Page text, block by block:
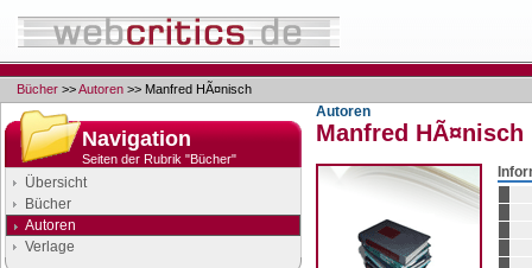
Bücher >>Autoren >> Manfred HÃ¤nisch
Navigation
Seiten der Rubrik "Bücher"
Übersicht
Bücher
Autoren
Verlage
Autoren
Manfred HÃ¤nisch